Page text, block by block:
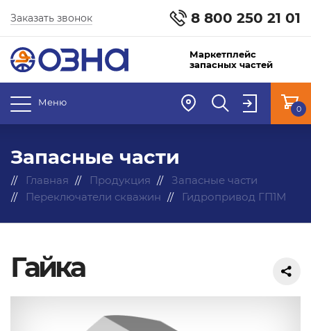
8 800 250 21 01
Заказать звонок
Маркетплейс
запасных частей
Меню
0
Запасные части
Главная Продукция
Запасные части
Переключатели скважин
Гидропривод ГП1М
Гайка